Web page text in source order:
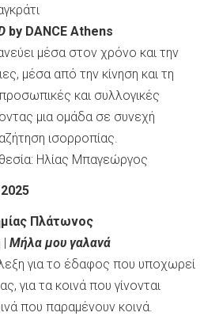
by DANCE Athens
μέσα στον χρόνο και την
μέσα από την κίνηση και τη
και συλλογικές
μια ομάδα σε συνεχή
ισορροπίας.
Ηλίας Μπαγεώργος
Πλάτωνος
Μήλα μου γαλανά
για το έδαφος που υποχωρεί
για τα κοινά που γίνονται
που παραμένουν κοινά.